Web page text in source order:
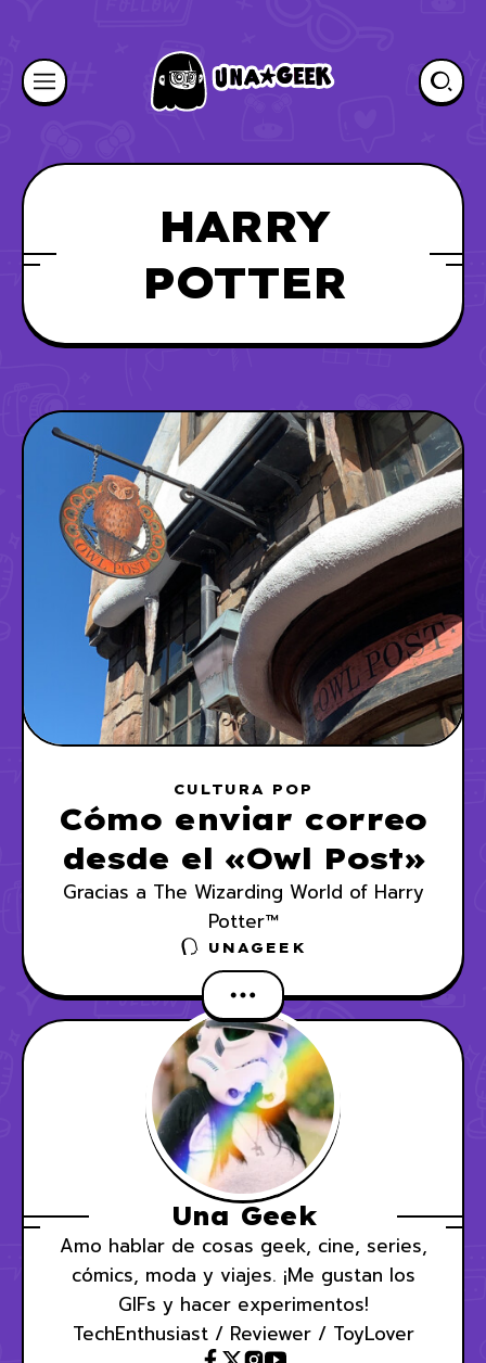
HARRY
POTTER
CULTURA POP
Cómo enviar correo
desde el «Owl Post»
Gracias a The Wizarding World of Harry
Potter™
UNAGEEK
Una Geek
Amo hablar de cosas geek, cine, series,
cómics, moda y viajes. ¡Me gustan los
GIFs y hacer experimentos!
TechEnthusiast / Reviewer / ToyLover